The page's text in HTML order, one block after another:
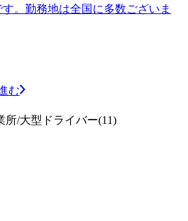
。勤務地は全国に多数ございま
む
所/大型ドライバー(11)